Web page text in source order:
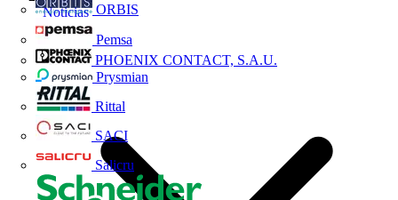
ORBIS
Pemsa
PHOENIX CONTACT, S.A.U.
Prysmian
Rittal
SACI
Salicru
Noticias